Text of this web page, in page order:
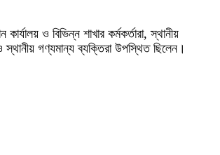
কার্যালয় ও বিভিন্ন শাখার কর্মকর্তারা, স্থানীয়
স্থানীয় গণ্যমান্য ব্যক্তিরা উপস্থিত ছিলেন।